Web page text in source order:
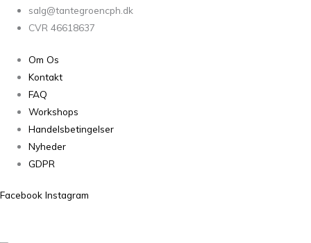
salg@tantegroencph.dk
CVR 46618637
Om Os
Kontakt
FAQ
Workshops
Handelsbetingelser
Nyheder
GDPR
Facebook Instagram